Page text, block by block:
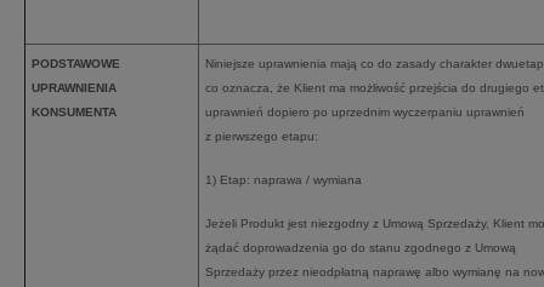
PODSTAWOWE
UPRAWNIENIA
KONSUMENTA
Niniejsze uprawnienia mają co do zasady charakter
co oznacza, że Klient ma możliwość przejścia do drugiego
uprawnień dopiero po uprzednim wyczerpaniu uprawnień
z pierwszego etapu:
1) Etap: naprawa / wymiana
Jeżeli Produkt jest niezgodny z Umową Sprzedaży, Klient
żądać doprowadzenia go do stanu zgodnego z Umową
Sprzedaży przez nieodpłatną naprawę albo wymianę na